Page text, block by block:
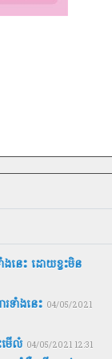
ងនេះ ដោយខ្វះមិន
ទាំងនេះ 04/05/2021
ើល៎ 04/05/2021 12:31